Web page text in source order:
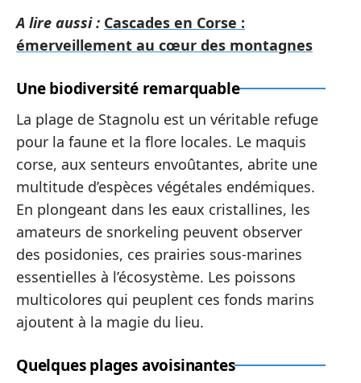
A lire aussi : Cascades en Corse :
émerveillement au cœur des montagnes
Une biodiversité remarquable
La plage de Stagnolu est un véritable refuge
pour la faune et la flore locales. Le maquis
corse, aux senteurs envoûtantes, abrite une
multitude d’espèces végétales endémiques.
En plongeant dans les eaux cristallines, les
amateurs de snorkeling peuvent observer
des posidonies, ces prairies sous-marines
essentielles à l’écosystème. Les poissons
multicolores qui peuplent ces fonds marins
ajoutent à la magie du lieu.
Quelques plages avoisinantes